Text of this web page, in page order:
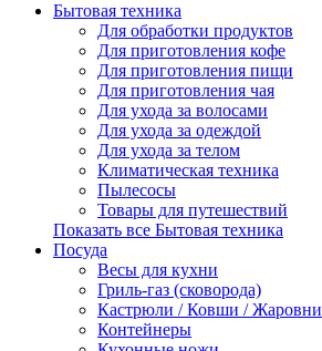
Бытовая техника
Для обработки продуктов
Для приготовления кофе
Для приготовления пищи
Для приготовления чая
Для ухода за волосами
Для ухода за одеждой
Для ухода за телом
Климатическая техника
Пылесосы
Товары для путешествий
Показать все Бытовая техника
Посуда
Весы для кухни
Гриль-газ (сковорода)
Кастрюли / Ковши / Жаровни
Контейнеры